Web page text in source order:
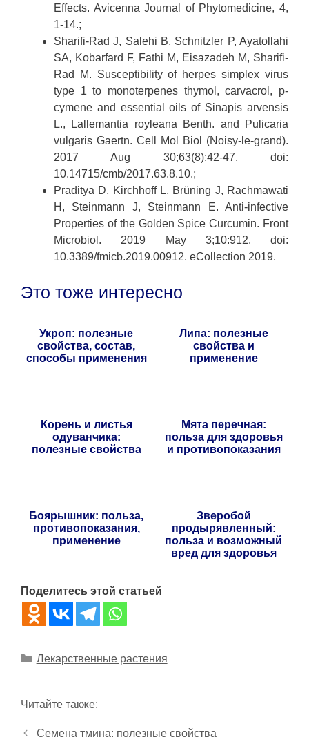
Effects. Avicenna Journal of Phytomedicine, 4,
1-14.;
Sharifi-Rad J, Salehi B, Schnitzler P, Ayatollahi
SA, Kobarfard F, Fathi M, Eisazadeh M, Sharifi-
Rad M. Susceptibility of herpes simplex virus
type 1 to monoterpenes thymol, carvacrol, p-
cymene and essential oils of Sinapis arvensis
L., Lallemantia royleana Benth. and Pulicaria
vulgaris Gaertn. Cell Mol Biol (Noisy-le-grand).
2017 Aug 30;63(8):42-47. doi:
10.14715/cmb/2017.63.8.10.;
Praditya D, Kirchhoff L, Brüning J, Rachmawati
H, Steinmann J, Steinmann E. Anti-infective
Properties of the Golden Spice Curcumin. Front
Microbiol. 2019 May 3;10:912. doi:
10.3389/fmicb.2019.00912. eCollection 2019.
Это тоже интересно
Укроп: полезные
свойства, состав,
способы применения
Липа: полезные
свойства и
применение
Корень и листья
одуванчика:
полезные свойства
Мята перечная:
польза для здоровья
и противопоказания
Боярышник: польза,
противопоказания,
применение
Зверобой
продырявленный:
польза и возможный
вред для здоровья
Поделитесь этой статьей
Рубрики
Лекарственные растения
Читайте также:
Семена тмина: полезные свойства